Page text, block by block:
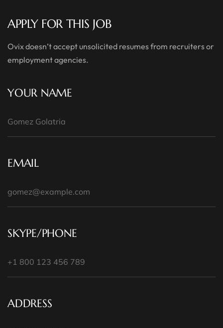
APPLY FOR THIS JOB
Ovix doesn’t accept unsolicited resumes from recruiters or
employment agencies.
YOUR NAME
EMAIL
SKYPE/PHONE
ADDRESS